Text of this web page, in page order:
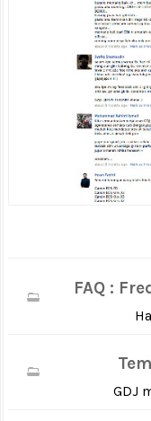
FAQ :
GDJ